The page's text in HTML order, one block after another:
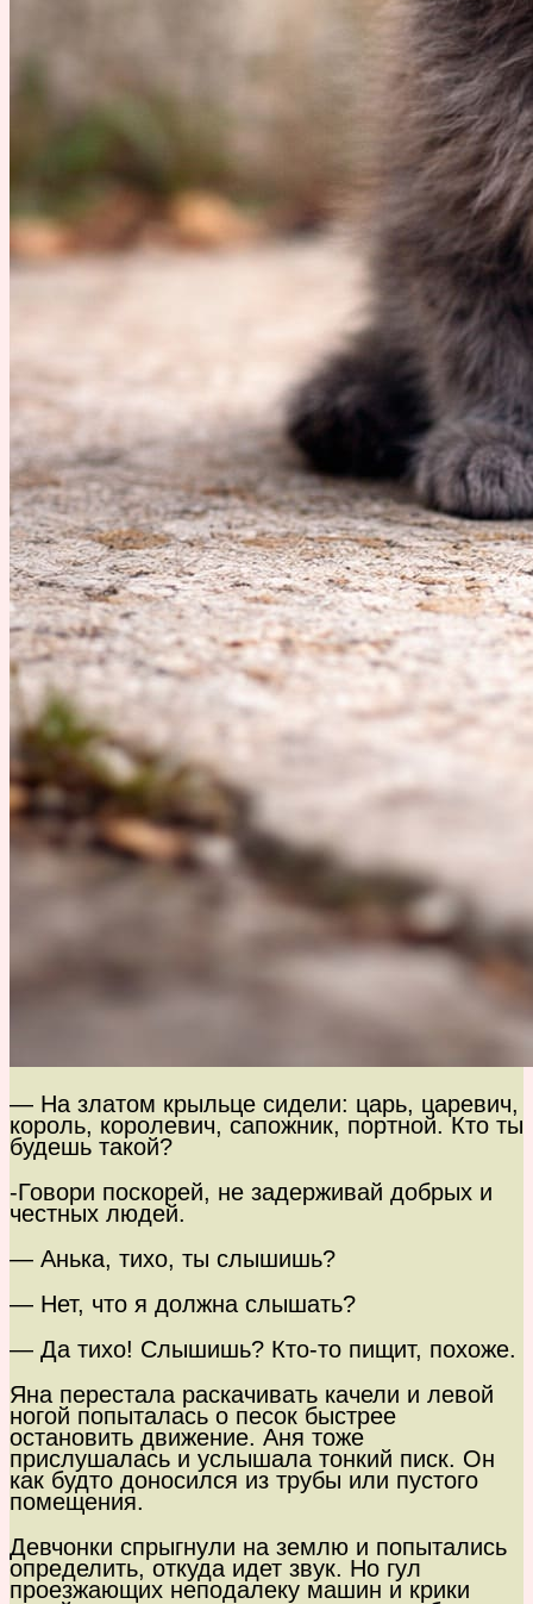
— На златом крыльце сидели: царь, царевич,
король, королевич, сапожник, портной. Кто ты
будешь такой?
-Говори поскорей, не задерживай добрых и
честных людей.
— Анька, тихо, ты слышишь?
— Нет, что я должна слышать?
— Да тихо! Слышишь? Кто-то пищит, похоже.
Яна перестала раскачивать качели и левой
ногой попыталась о песок быстрее
остановить движение. Аня тоже
прислушалась и услышала тонкий писк. Он
как будто доносился из трубы или пустого
помещения.
Девчонки спрыгнули на землю и попытались
определить, откуда идет звук. Но гул
проезжающих неподалеку машин и крики